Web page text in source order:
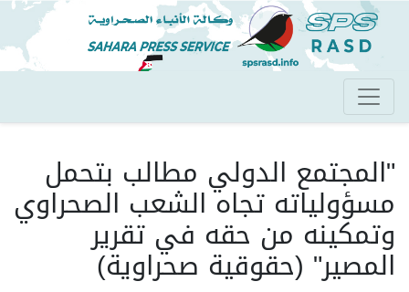
تجاوز
إلى
المحتوى
الرئيسي
"المجتمع الدولي مطالب بتحمل
مسؤولياته تجاه الشعب الصحراوي
وتمكينه من حقه في تقرير
المصير" (حقوقية صحراوية)